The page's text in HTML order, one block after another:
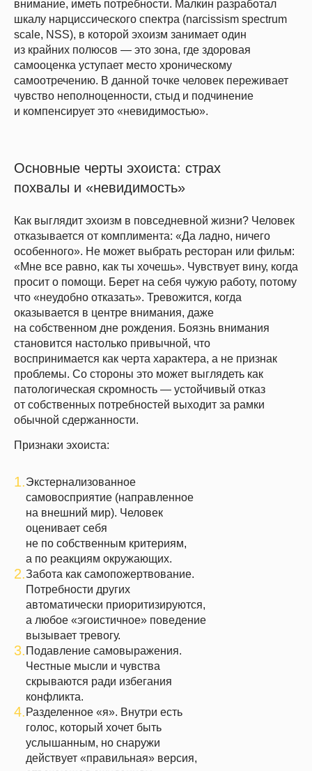
внимание, иметь потребности. Малкин разработал
шкалу нарциссического спектра (narcissism spectrum
scale, NSS), в которой эхоизм занимает один
из крайних полюсов — это зона, где здоровая
самооценка уступает место хроническому
самоотречению. В данной точке человек переживает
чувство неполноценности, стыд и подчинение
и компенсирует это «невидимостью».
Основные черты эхоиста: страх
похвалы и «невидимость»
Как выглядит эхоизм в повседневной жизни? Человек
отказывается от комплимента: «Да ладно, ничего
особенного». Не может выбрать ресторан или фильм:
«Мне все равно, как ты хочешь». Чувствует вину, когда
просит о помощи. Берет на себя чужую работу, потому
что «неудобно отказать». Тревожится, когда
оказывается в центре внимания, даже
на собственном дне рождения. Боязнь внимания
становится настолько привычной, что
воспринимается как черта характера, а не признак
проблемы. Со стороны это может выглядеть как
патологическая скромность — устойчивый отказ
от собственных потребностей выходит за рамки
обычной сдержанности.
Признаки эхоиста:
1.Экстернализованное
самовосприятие (направленное
на внешний мир). Человек
оценивает себя
не по собственным критериям,
а по реакциям окружающих.
2.Забота как самопожертвование.
Потребности других
автоматически приоритизируются,
а любое «эгоистичное» поведение
вызывает тревогу.
3. Подавление самовыражения.
Честные мысли и чувства
скрываются ради избегания
конфликта.
4. Разделенное «я». Внутри есть
голос, который хочет быть
услышанным, но снаружи
действует «правильная» версия,